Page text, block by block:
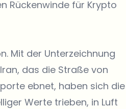
Rückenwinde für Krypto
Mit der Unterzeichnung
das die Straße von
ebnet, haben sich die
Werte trieben, in Luft